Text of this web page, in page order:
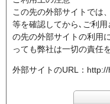
この先の外部サイトでは
等を確認してから､ご利
の先の外部サイトの利用
っても弊社は一切の責任
外部サイトのURL：